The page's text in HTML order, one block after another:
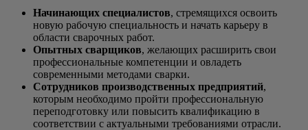
Начинающих специалистов, стремящихся освоить
новую рабочую специальность и начать карьеру в
области сварочных работ.
Опытных сварщиков, желающих расширить свои
профессиональные компетенции и овладеть
современными методами сварки.
Сотрудников производственных предприятий,
которым необходимо пройти профессиональную
переподготовку или повысить квалификацию в
соответствии с актуальными требованиями отрасли.